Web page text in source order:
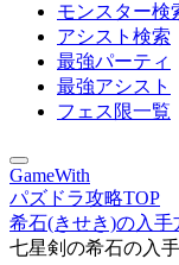
モンスター検
アシスト検索
最強パーティ
最強アシスト
フェス限一覧
GameWith
パズドラ攻略TOP
希石(きせき)の入
七星剣の希石の入